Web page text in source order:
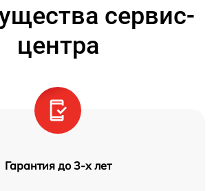
сервис-
центра
Гарантия до 3-х лет